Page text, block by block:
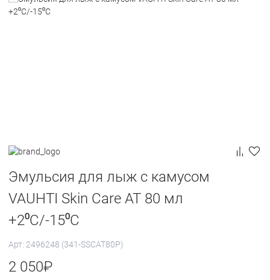
Эмульсия для лыж с камусом
VAUHTI Skin Care AT 80 мл
+2⁰C/-15⁰C
Арт: 2496248 (341-SSCAT80P)
2 050₽